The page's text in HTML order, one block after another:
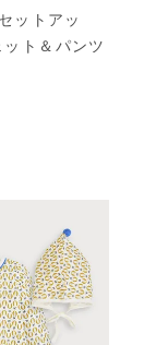
ットアッ
ト＆パンツ